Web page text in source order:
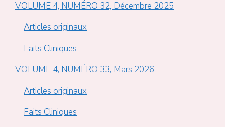
VOLUME 4, NUMÉRO 32, Décembre 2025
Articles originaux
Faits Cliniques
VOLUME 4, NUMÉRO 33, Mars 2026
Articles originaux
Faits Cliniques